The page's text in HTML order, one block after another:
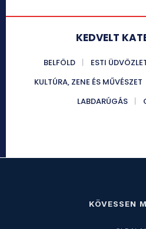
KEDVELT
BELFÖLD ESTI
KULTÚRA, ZENE ÉS MŰVÉSZET
LABDARÚGÁS
KÖVESSEN